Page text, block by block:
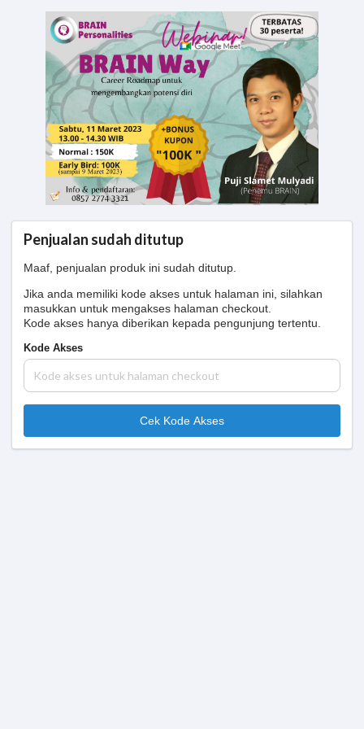
Penjualan sudah ditutup
Maaf, penjualan produk ini sudah ditutup.
Jika anda memiliki kode akses untuk halaman ini, silahkan
masukkan untuk mengakses halaman checkout.
Kode akses hanya diberikan kepada pengunjung tertentu.
Kode Akses
Cek Kode Akses